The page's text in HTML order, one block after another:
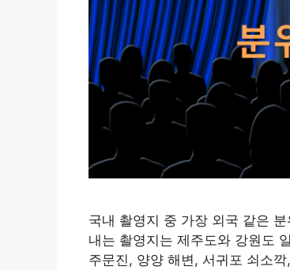
국내 촬영지 중 가장 외국 같은
내는 촬영지는 제주도와 강원도
주문진, 양양 해변, 서귀포 쇠소